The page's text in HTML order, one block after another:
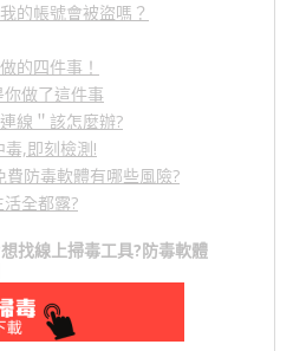
的帳號會被盜嗎？
的四件事！
做了這件事
線＂該怎麼辦?
,即刻檢測!
防毒軟體有哪些風險?
全都露?
找線上掃毒工具?防毒軟體